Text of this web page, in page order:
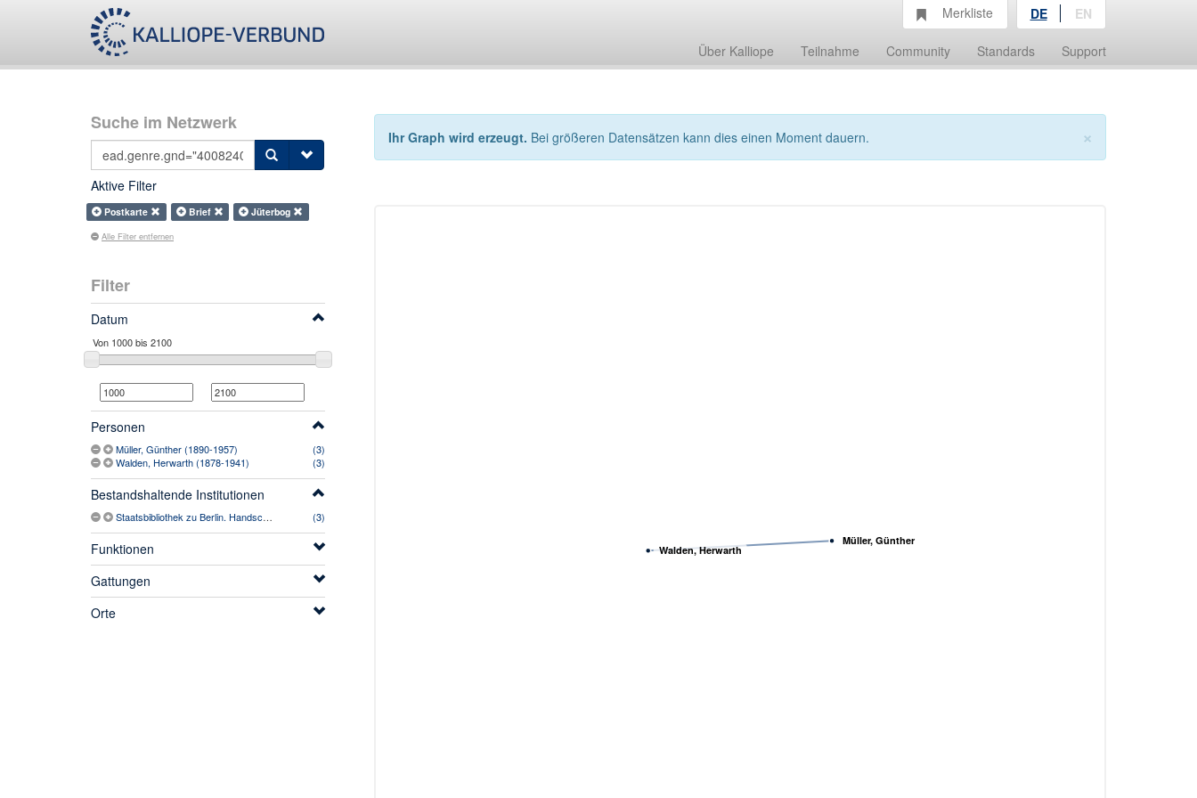
Über Kalliope Teilnahme Community Standards Support
Merkliste DE EN
Suche im Netzwerk
Aktive Filter
Postkarte Brief Jüterbog
Alle Filter entfernen
Filter
Datum
Personen
Müller, Günther (1890-1957)
(3)
Walden, Herwarth (1878-1941)
(3)
Bestandshaltende Institutionen
Staatsbibliothek zu Berlin. Handschriftenabteilung (3)
Funktionen
Gattungen
Orte
×
Ihr Graph wird erzeugt. Bei größeren Datensätzen kann dies einen Moment dauern.
Müller, Günther
Walden, Herwarth